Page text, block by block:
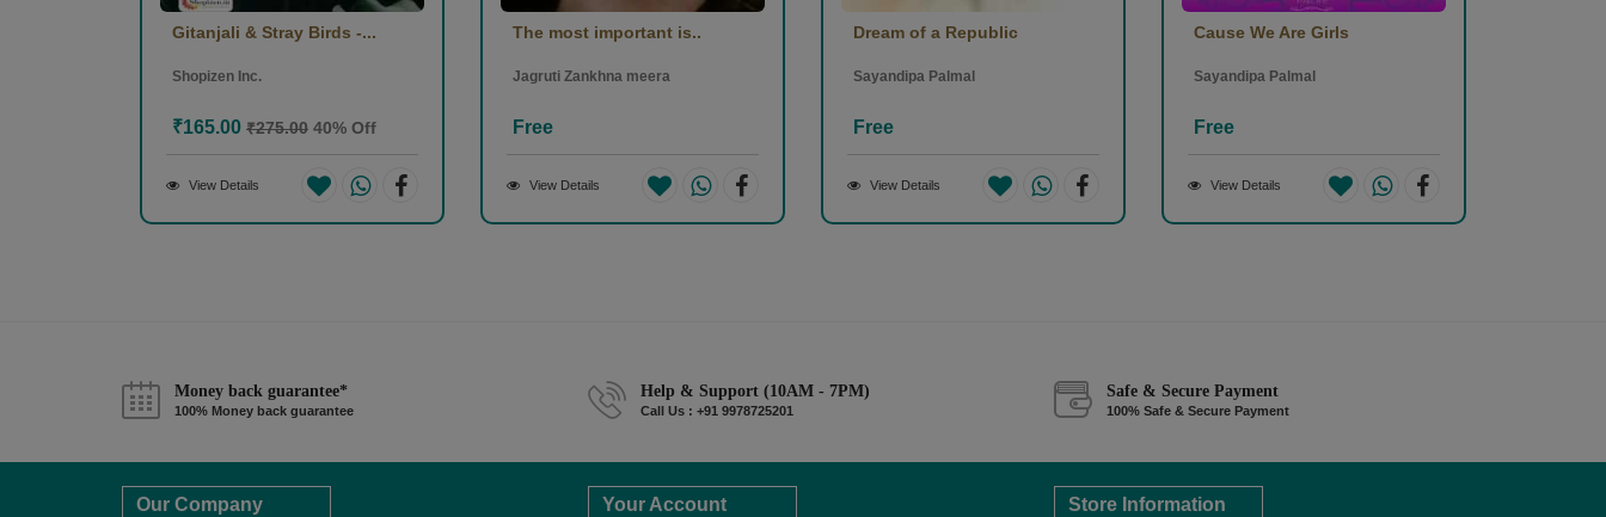
Gitanjali & Stray Birds -...
Shopizen Inc.
₹165.00 ₹275.00 40% Off
View Details
The most important is..
Jagruti Zankhna meera
Free
View Details
Dream of a Republic
Sayandipa Palmal
Free
View Details
Cause We Are Girls
Sayandipa Palmal
Free
View Details
Money back guarantee*
100% Money back guarantee
Help & Support (10AM - 7PM)
Call Us : +91 9978725201
Safe & Secure Payment
100% Safe & Secure Payment
Our Company Your Account Store Information